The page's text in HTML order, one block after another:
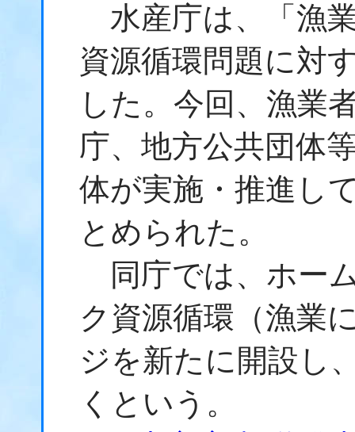
水産庁は、「漁
資源循環問題に対
した。今回、漁業
庁、地方公共団体
体が実施・推進し
とめられた。
同庁では、ホー
ク資源循環（漁業
ジを新たに開設し
くという。